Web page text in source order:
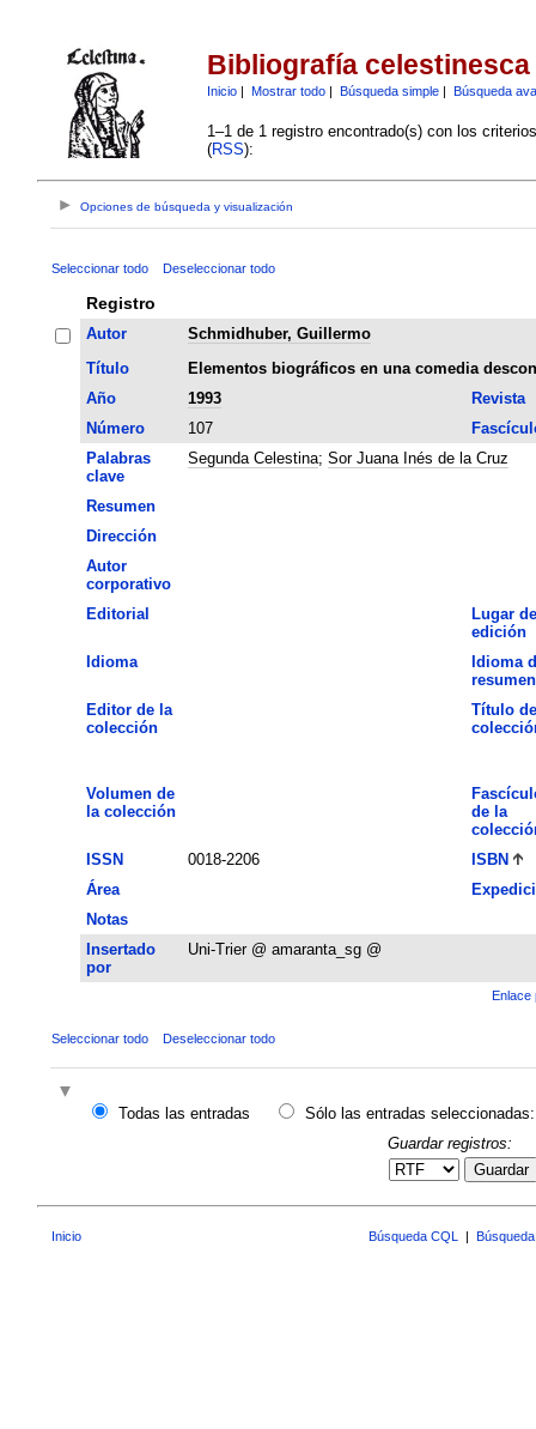
Bibliografía celestinesca
Inicio| Mostrar todo| Búsqueda simple| Búsqueda
1–1 de 1 registro encontrado(s) con los
(RSS):
Opciones de búsqueda y visualización
Seleccionar todo Deseleccionar todo
Registro
Autor
Schmidhuber, Guillermo
Título
Elementos biográficos en una comedia
Año
1993
Revista
Número
107
Palabras
clave
Segunda Celestina; Sor Juana Inés de la Cruz
Resumen
Dirección
Autor
corporativo
Editorial
Lugar de
edición
Idioma
Idioma
resumen
Editor de la
colección
Título
Volumen de
la colección
de la
ISSN
0018-2206
ISBN
Área
Notas
Insertado
por
Uni-Trier @ amaranta_sg @
Enlace
Seleccionar todo Deseleccionar todo
Todas las entradas
Sólo las entradas seleccionadas:
Guardar registros:
Guardar
Inicio Búsqueda CQL